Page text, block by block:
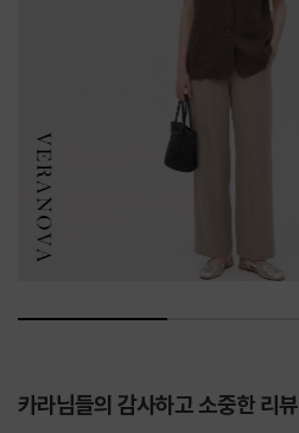
카라님들의 감사하고 소중한 리뷰